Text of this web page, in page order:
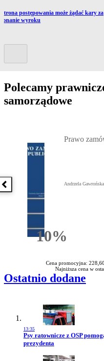
do artykułu:
postępowania może żądać kary za
wyroku
Polecamy
samorządowe
Poprzednia książka
10%Rabatu
Prawo
Andrzela
Cena promocyjna:
Najniższa cena w
Ostatnio dodane
13:35
Przejdź do artykułu:
Psy ratownicze z OSP
prezydenta